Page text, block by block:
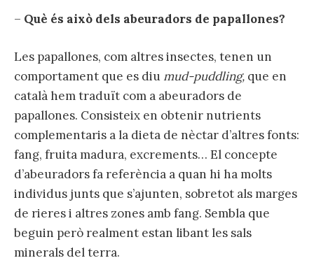
– Què és això dels abeuradors de papallones?
Les papallones, com altres insectes, tenen un
comportament que es diu mud-puddling, que en
català hem traduït com a abeuradors de
papallones. Consisteix en obtenir nutrients
complementaris a la dieta de nèctar d’altres fonts:
fang, fruita madura, excrements… El concepte
d’abeuradors fa referència a quan hi ha molts
individus junts que s’ajunten, sobretot als marges
de rieres i altres zones amb fang. Sembla que
beguin però realment estan libant les sals
minerals del terra.